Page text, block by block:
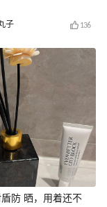
子 136
防 晒，用着还不